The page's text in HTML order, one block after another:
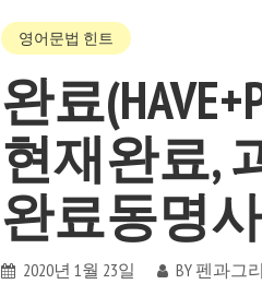
영어문법 힌트
완료
현재완료,
완료동명사
2020년 1월 23일 BY 펜과그